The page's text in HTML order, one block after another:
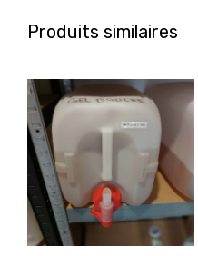
Produits similaires